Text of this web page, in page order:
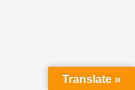
Translate »